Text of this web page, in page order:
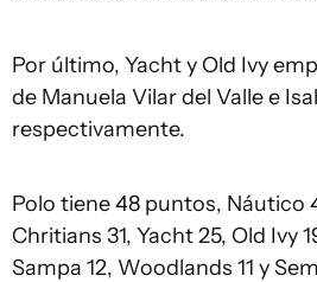
Por último, Yacht y Old Ivy
de Manuela Vilar del Valle e
respectivamente.
Polo tiene 48 puntos, Náutico
Chritians 31, Yacht 25, Old Ivy
Sampa 12, Woodlands 11 y